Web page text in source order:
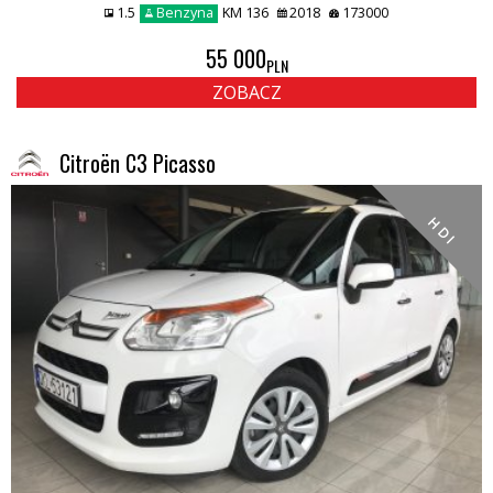
1.5 Benzyna KM 136 2018 173000
55 000PLN
ZOBACZ
Citroën C3 Picasso
H D I